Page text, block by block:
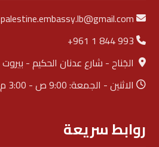
palestine.embassy.lb@gmail.com
+961 1 844 993
الجَناح - شارع عدنان الحكيم - بيروت
الاثنين - الجمعة: 9:00 ص - 3:00 م
روابط سريعة